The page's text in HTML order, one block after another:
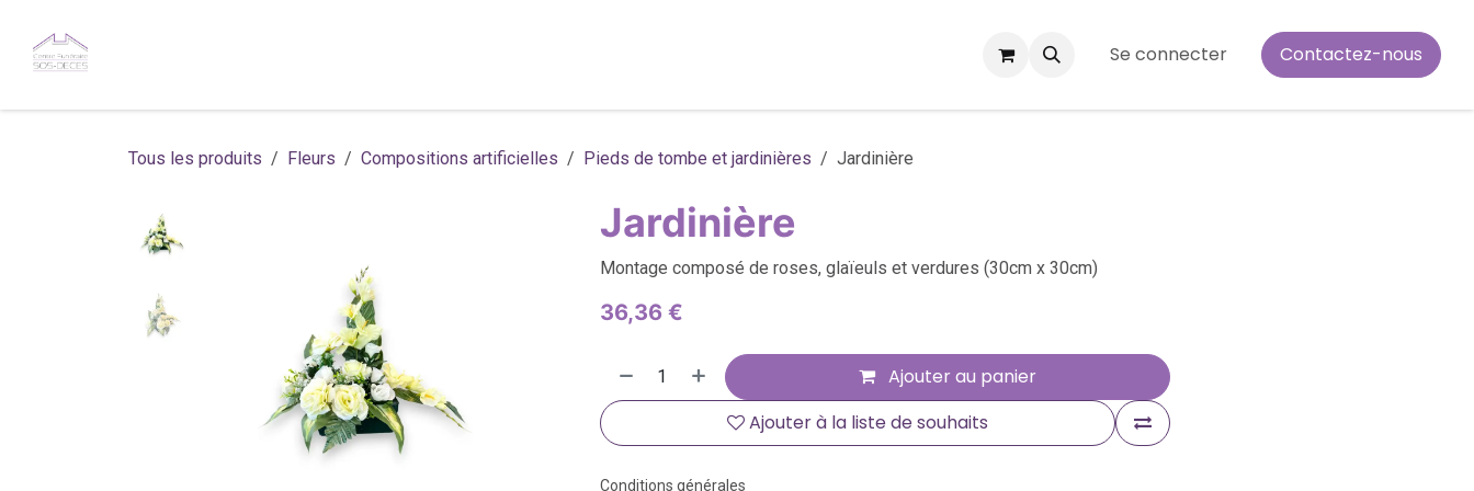
Se connecter Contactez-nous
Tous les produits Fleurs Compositions artificielles Pieds de tombe et jardinières Jardinière
Jardinière
Montage composé de roses, glaïeuls et verdures (30cm x 30cm)
36,36 €
Ajouter au panier
Ajouter à la liste de souhaits
Conditions générales